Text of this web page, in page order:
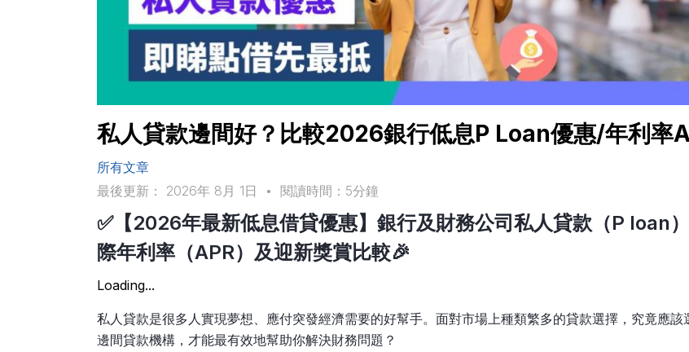
私人貸款邊間好？比較2026銀行低息P Loan優惠/年利率
所有文章
最後更新： 2026年 8月 1日
• 閱讀時間：5分鐘
✅【2026年最新低息借貸優惠】銀行及財務公司私人貸款（P loan
際年利率（APR）及迎新獎賞比較🎉
Loading...
私人貸款是很多人實現夢想、應付突發經濟需要的好幫手。面對市場上種類繁多的貸款選擇，究竟應該
邊間貸款機構，才能最有效地幫助你解決財務問題？